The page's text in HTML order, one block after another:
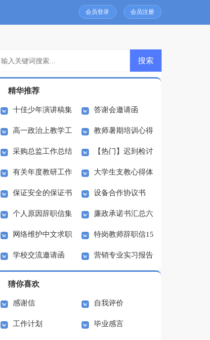
会员登录 会员注册
精华推荐
十佳少年演讲稿集
合10篇
答谢会邀请函
高一政治上教学工
作总结
教师暑期培训心得
体会15篇
采购总监工作总结 【热门】迟到检讨
书范文集合八篇
有关年度教研工作
计划汇总七篇
大学生支教心得体
会
保证安全的保证书
范文集合五篇
设备合作协议书
个人原因辞职信集
合15篇
廉政承诺书汇总六
篇
网络维护中文求职
信
特岗教师辞职信15
篇
学校交流邀请函 营销专业实习报告
猜你喜欢
感谢信 自我评价
工作计划 毕业感言